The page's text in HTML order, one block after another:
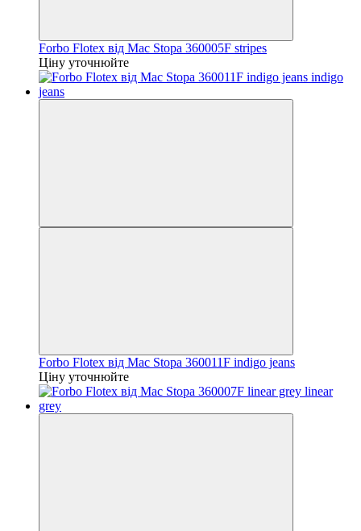
Forbo Flotex від Mac Stopa 360005F stripes
Ціну уточнюйте
Forbo Flotex від Mac Stopa 360011F indigo jeans
Ціну уточнюйте